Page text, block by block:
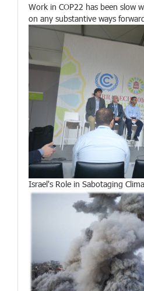
Work in COP22 has been slow
on any substantive ways
Israel's Role in Sabotaging